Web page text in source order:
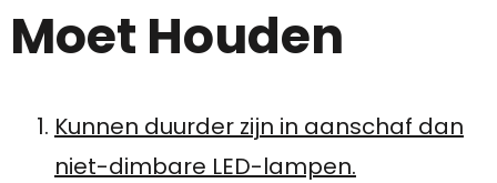
Moet Houden
Kunnen duurder zijn in aanschaf dan
niet-dimbare LED-lampen.